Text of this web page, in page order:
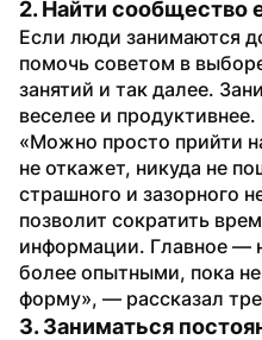
2. Найти
Если люди занимаются
помочь советом в
занятий и так далее.
веселее и продуктивнее.
«Можно просто прийти
не откажет, никуда не
страшного и зазорного
позволит сократить
информации. Главное —
более опытными, пока
форму», — рассказал
3. Заниматься